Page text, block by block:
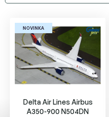
o
NOVINKA
Delta Air Lines Airbus
A350-900 N504DN